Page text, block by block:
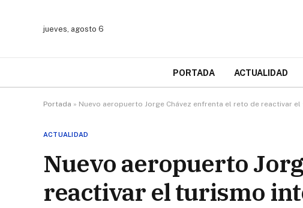
jueves, agosto 6
PORTADA ACTUALIDAD
Portada » Nuevo aeropuerto Jorge Chávez enfrenta el reto de reactivar
ACTUALIDAD
Nuevo aeropuerto
reactivar el turismo